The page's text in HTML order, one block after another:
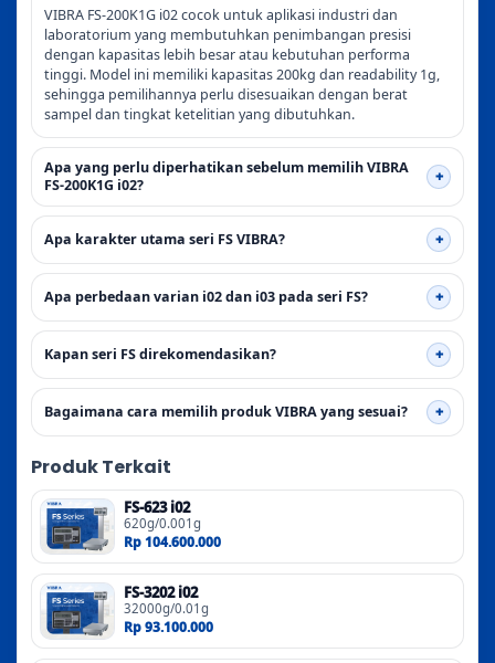
VIBRA FS-200K1G i02 cocok untuk aplikasi industri dan
laboratorium yang membutuhkan penimbangan presisi
dengan kapasitas lebih besar atau kebutuhan performa
tinggi. Model ini memiliki kapasitas 200kg dan readability 1g,
sehingga pemilihannya perlu disesuaikan dengan berat
sampel dan tingkat ketelitian yang dibutuhkan.
Apa yang perlu diperhatikan sebelum memilih VIBRA
FS-200K1G i02?
Apa karakter utama seri FS VIBRA?
Apa perbedaan varian i02 dan i03 pada seri FS?
Kapan seri FS direkomendasikan?
Bagaimana cara memilih produk VIBRA yang sesuai?
Produk Terkait
FS-623 i02
620g/0.001g
Rp 104.600.000
FS-3202 i02
32000g/0.01g
Rp 93.100.000